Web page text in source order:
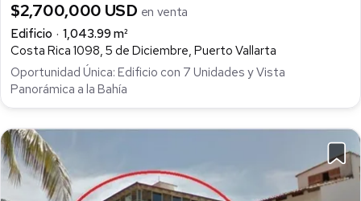
$2,700,000 USD en venta
Edificio
1,043.99 m²
Costa Rica 1098, 5 de Diciembre, Puerto Vallarta
Oportunidad Única: Edificio con 7 Unidades y Vista
Panorámica a la Bahía